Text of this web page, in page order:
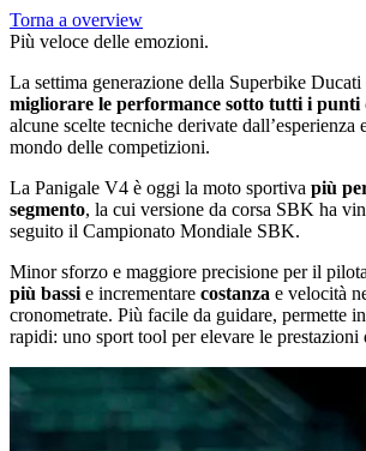
Torna a overview
Più veloce delle emozioni.
La settima generazione della Superbike Ducati
migliorare le performance sotto tutti i punti
alcune scelte tecniche derivate dall’esperienza
mondo delle competizioni.
La Panigale V4 è oggi la moto sportiva più
segmento, la cui versione da corsa SBK ha
seguito il Campionato Mondiale SBK.
Minor sforzo e maggiore precisione per il
più bassi e incrementare costanza e velocità
cronometrate. Più facile da guidare, permette
rapidi: uno sport tool per elevare le prestazioni